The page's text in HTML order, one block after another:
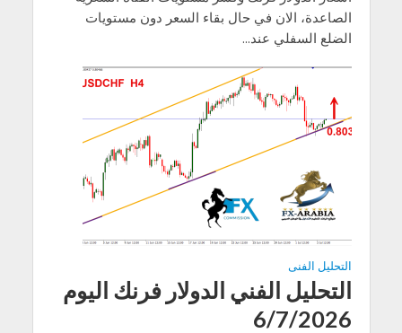
الصاعدة، الان في حال بقاء السعر دون مستويات
الضلع السفلي عند...
التحليل الفنى
التحليل الفني الدولار فرنك اليوم
6/7/2026